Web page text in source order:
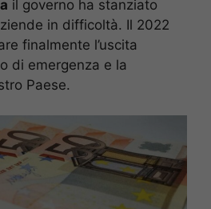
il governo ha stanziato
in difficoltà. Il 2022
finalmente l’uscita
di emergenza e la
Paese.